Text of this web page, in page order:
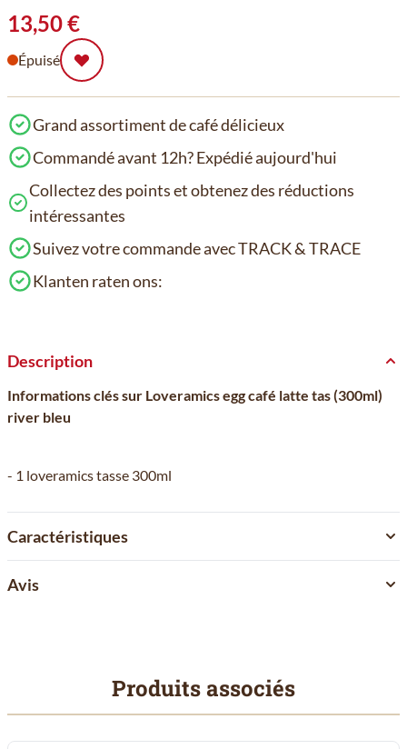
13,50 €
Épuisé
Grand assortiment de café délicieux
Commandé avant 12h? Expédié aujourd'hui
Collectez des points et obtenez des réductions
intéressantes
Suivez votre commande avec TRACK & TRACE
Klanten raten ons:
Description
Informations clés sur Loveramics egg café latte tas (300ml)
river bleu
- 1 loveramics tasse 300ml
Caractéristiques
Avis
Produits associés